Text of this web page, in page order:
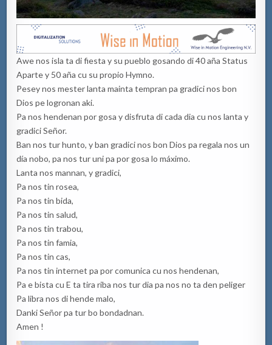
Awe nos isla ta di fiesta y su pueblo gosando di 40 aña Status
Aparte y 50 aña cu su propio Hymno.
Pesey nos mester lanta mainta tempran pa gradici nos bon
Dios pe logronan aki.
Pa nos hendenan por gosa y disfruta di cada dia cu nos lanta y
gradici Señor.
Ban nos tur hunto, y ban gradici nos bon Dios pa regala nos un
día nobo, pa nos tur uni pa por gosa lo máximo.
Lanta nos mannan, y gradici,
Pa nos tin rosea,
Pa nos tin bida,
Pa nos tin salud,
Pa nos tin trabou,
Pa nos tin famia,
Pa nos tin cas,
Pa nos tin internet pa por comunica cu nos hendenan,
Pa e bista cu E ta tira riba nos tur dia pa nos no ta den peliger
Pa libra nos di hende malo,
Danki Señor pa tur bo bondadnan.
Amen !